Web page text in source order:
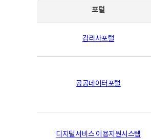
포털
감리사포털
공공데이터포털
디지털서비스 이용지원시스템